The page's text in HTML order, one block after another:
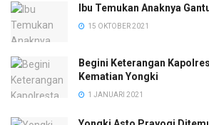
Ibu Temukan Anaknya
15 OKTOBER 2021
Begini Keterangan
Kematian Yongki
1 JANUARI 2021